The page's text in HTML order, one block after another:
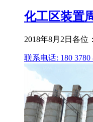
化工区装置
2018年8月2日各
联系电话: 180 3780